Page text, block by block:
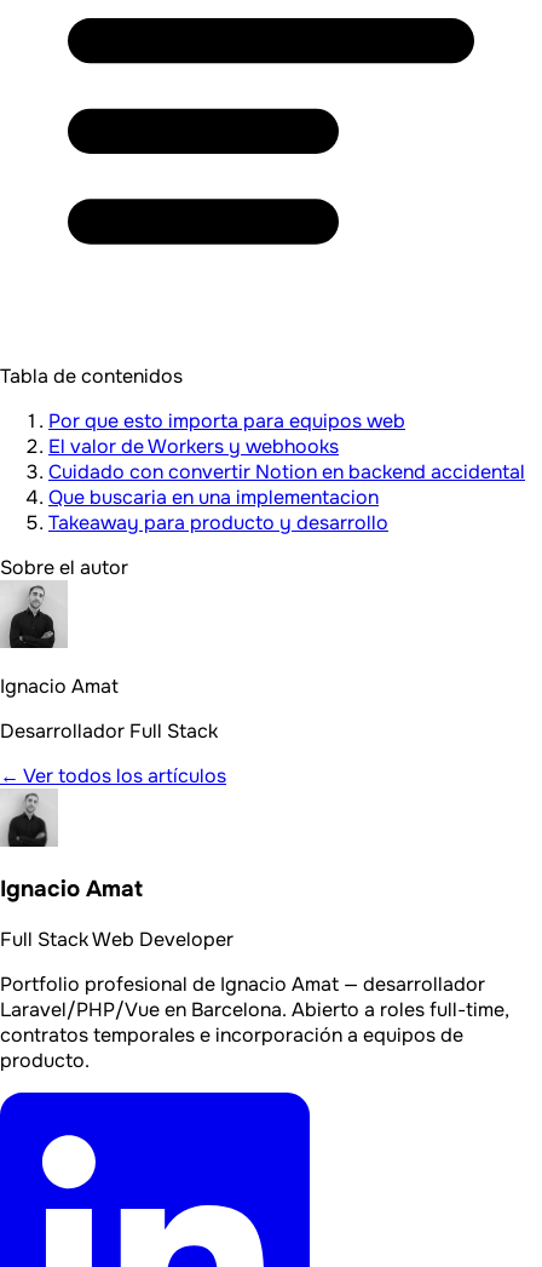
Tabla de contenidos
Por que esto importa para equipos web
El valor de Workers y webhooks
Cuidado con convertir Notion en backend accidental
Que buscaria en una implementacion
Takeaway para producto y desarrollo
Sobre el autor
Ignacio Amat
Desarrollador Full Stack
← Ver todos los artículos
Ignacio Amat
Full Stack Web Developer
Portfolio profesional de Ignacio Amat — desarrollador
Laravel/PHP/Vue en Barcelona. Abierto a roles full-time,
contratos temporales e incorporación a equipos de
producto.